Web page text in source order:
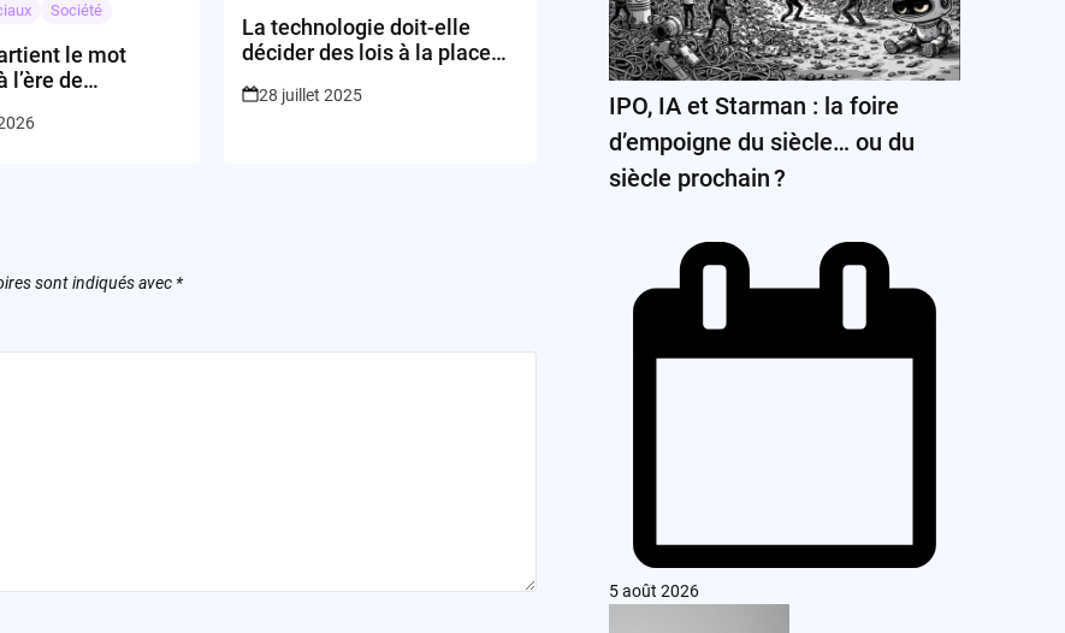
Société
le mot
l’ère de
La technologie doit-elle
décider des lois à la place
28 juillet 2025
sont indiqués avec *
IPO, IA et Starman : la foire
d’empoigne du siècle… ou du
siècle prochain ?
5 août 2026